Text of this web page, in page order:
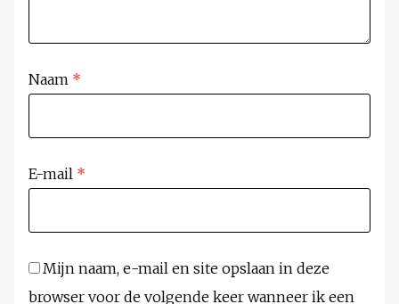
Naam *
E-mail *
Mijn naam, e-mail en site opslaan in deze
browser voor de volgende keer wanneer ik een